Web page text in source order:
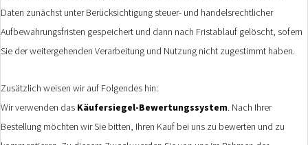
Daten zunächst unter Berücksichtigung steuer- und handelsrechtlicher
Aufbewahrungsfristen gespeichert und dann nach Fristablauf gelöscht, sofern
Sie der weitergehenden Verarbeitung und Nutzung nicht zugestimmt haben.
Zusätzlich weisen wir auf Folgendes hin:
Wir verwenden das Käufersiegel-Bewertungssystem. Nach Ihrer
Bestellung möchten wir Sie bitten, Ihren Kauf bei uns zu bewerten und zu